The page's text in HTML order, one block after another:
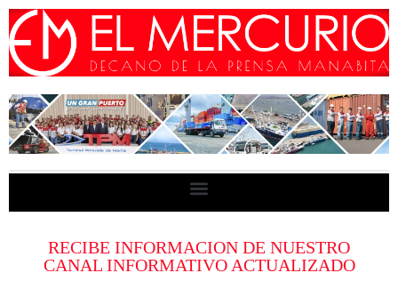
RECIBE INFORMACION DE NUESTRO
CANAL INFORMATIVO ACTUALIZADO